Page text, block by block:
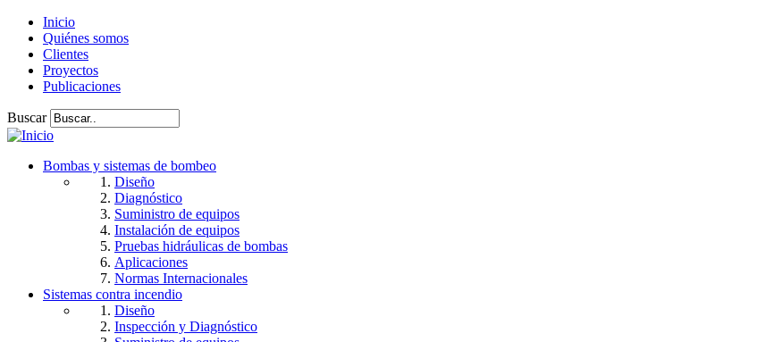
Inicio
Quiénes somos
Clientes
Proyectos
Publicaciones
Buscar
Bombas y sistemas de bombeo
Diseño
Diagnóstico
Suministro de equipos
Instalación de equipos
Pruebas hidráulicas de bombas
Aplicaciones
Normas Internacionales
Sistemas contra incendio
Diseño
Inspección y Diagnóstico